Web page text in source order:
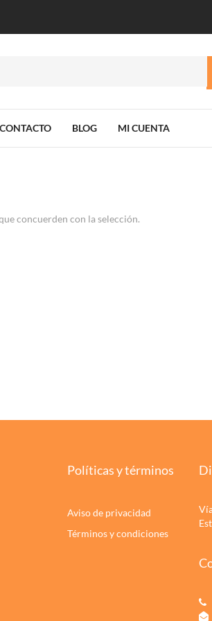
CONTACTO BLOG MI CUENTA
concuerden con la selección.
Políticas y términos
Aviso de privacidad
Términos y condiciones